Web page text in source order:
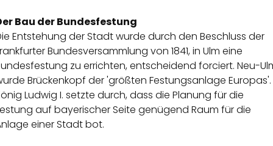
Bau der Bundesfestung
Entstehung der Stadt wurde durch den Beschluss der
Bundesversammlung von 1841, in Ulm eine
zu errichten, entscheidend forciert. Neu-
Brückenkopf der 'größten Festungsanlage Europas'.
Ludwig I. setzte durch, dass die Planung für die
auf bayerischer Seite genügend Raum für die
einer Stadt bot.